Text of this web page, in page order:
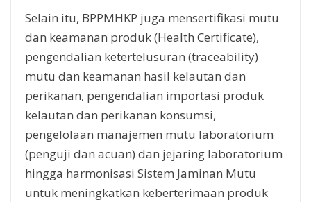
Selain itu, BPPMHKP juga mensertifikasi mutu
dan keamanan produk (Health Certificate),
pengendalian ketertelusuran (traceability)
mutu dan keamanan hasil kelautan dan
perikanan, pengendalian importasi produk
kelautan dan perikanan konsumsi,
pengelolaan manajemen mutu laboratorium
(penguji dan acuan) dan jejaring laboratorium
hingga harmonisasi Sistem Jaminan Mutu
untuk meningkatkan keberterimaan produk